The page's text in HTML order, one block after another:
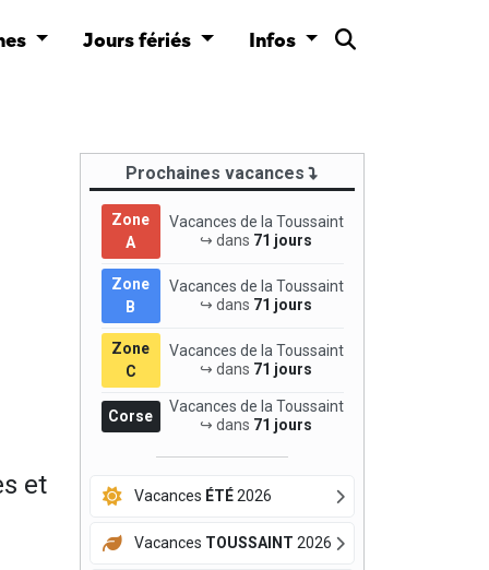
Jours fériés Infos
et
Prochaines vacances
Zone
A
Vacances de la Toussaint
↪ dans 71 jours
Zone
B
Vacances de la Toussaint
↪ dans 71 jours
Zone
C
Vacances de la Toussaint
↪ dans 71 jours
Corse
Vacances de la Toussaint
↪ dans 71 jours
Vacances ÉTÉ2026
Vacances TOUSSAINT 2026